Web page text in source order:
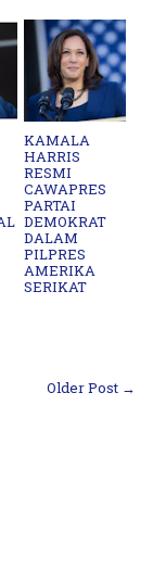
KAMALA
HARRIS
RESMI
CAWAPRES
PARTAI
DEMOKRAT
DALAM
PILPRES
AMERIKA
SERIKAT
Older Post →